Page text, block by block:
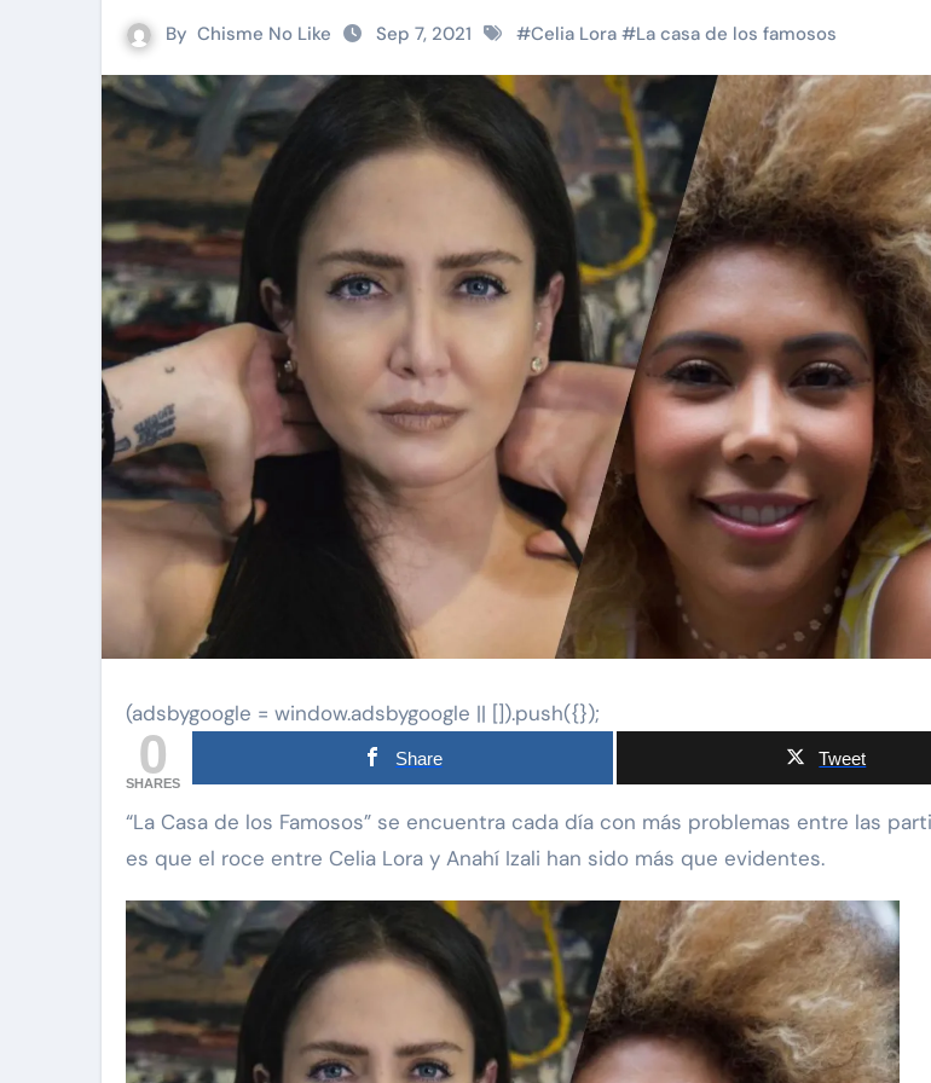
By Chisme No Like Sep 7, 2021 #Celia Lora #La casa de los famosos
(adsbygoogle = window.adsbygoogle || []).push({});
0
SHARES
Share Tweet
“La Casa de los Famosos” se encuentra cada día con más problemas entre las participantes y
es que el roce entre Celia Lora y Anahí Izali han sido más que evidentes.